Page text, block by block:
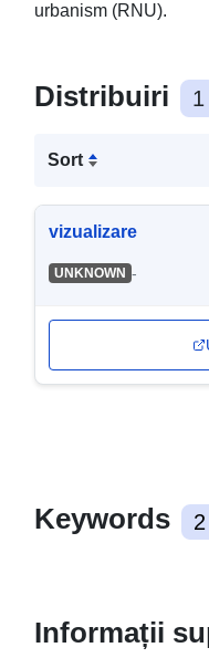
urbanism (RNU).
Distribuiri 1
Sort
vizualizare
UNKNOWN -
Keywords 2
Informații